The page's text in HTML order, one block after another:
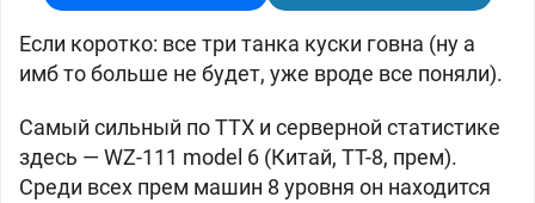
Если коротко: все три танка куски говна (ну а
имб то больше не будет, уже вроде все поняли).
Самый сильный по ТТХ и серверной статистике
здесь — WZ-111 model 6 (Китай, ТТ-8, прем).
Среди всех прем машин 8 уровня он находится